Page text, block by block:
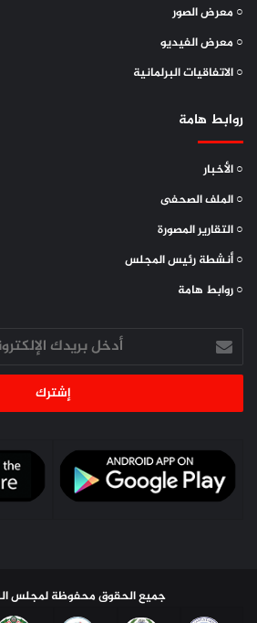
○ معرض الصور
○ معرض الفيديو
○ الاتفاقيات البرلمانية
روابط هامة
○ الأخبار
○ الملف الصحفى
○ التقارير المصورة
○ أنشطة رئيس المجلس
○ روابط هامة
أدخل
بريدك
الإلكتروني
جميع الحقوق محفوظة لمجلس